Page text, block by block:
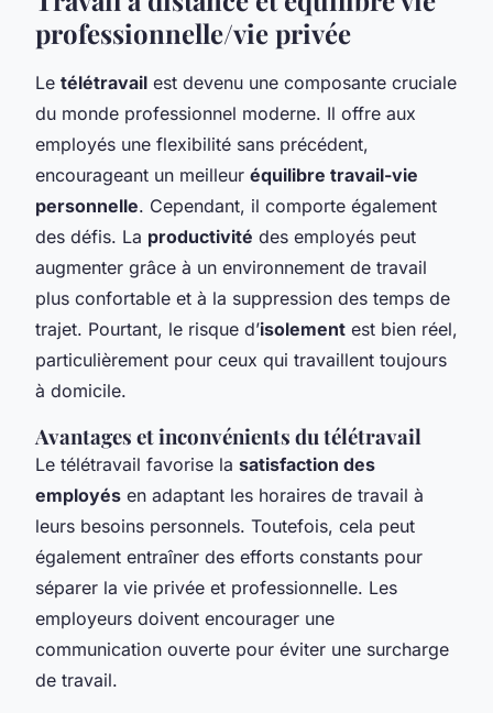
professionnelle/vie privée
Le télétravail est devenu une composante cruciale
du monde professionnel moderne. Il offre aux
employés une flexibilité sans précédent,
encourageant un meilleur équilibre travail-vie
personnelle. Cependant, il comporte également
des défis. La productivité des employés peut
augmenter grâce à un environnement de travail
plus confortable et à la suppression des temps de
trajet. Pourtant, le risque d’isolement est bien réel,
particulièrement pour ceux qui travaillent toujours
à domicile.
Avantages et inconvénients du télétravail
Le télétravail favorise la satisfaction des
employés en adaptant les horaires de travail à
leurs besoins personnels. Toutefois, cela peut
également entraîner des efforts constants pour
séparer la vie privée et professionnelle. Les
employeurs doivent encourager une
communication ouverte pour éviter une surcharge
de travail.